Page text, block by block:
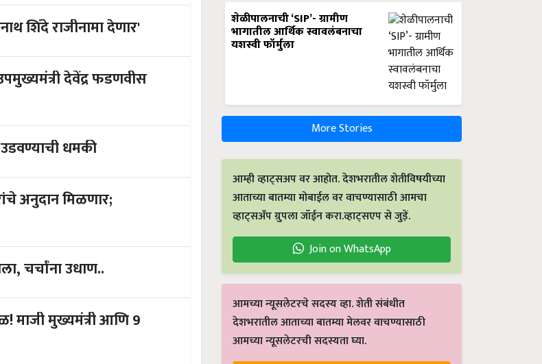
शिंदे राजीनामा देणार'
देवेंद्र फडणवीस
उडवण्याची धमकी
अनुदान मिळणार;
चर्चांना उधाण..
मुख्यमंत्री आणि 9
शेळीपालनाची ‘SIP’- ग्रामीण
भागातील आर्थिक स्वावलंबनाचा
यशस्वी फॉर्मुला
More Stories
आम्ही व्हाट्सअप वर आहोत. देशभरातील शेतीविषयीच्या
आताच्या बातम्या मोबाईल वर वाचण्यासाठी आमचा
व्हाट्सअँप ग्रुपला जॉईन करा.व्हाट्सएप से जुड़ें.
Join on WhatsApp
आमच्या न्यूसलेटरचे सदस्य व्हा. शेती संबंधीत
देशभरातील आताच्या बातम्या मेलवर वाचण्यासाठी
आमच्या न्यूसलेटरची सदस्यता घ्या.